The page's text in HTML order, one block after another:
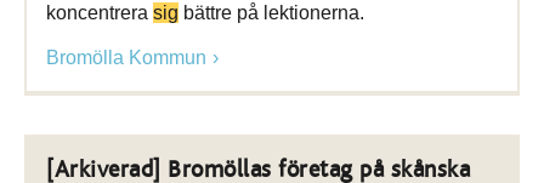
koncentrera sig bättre på lektionerna.
Bromölla Kommun
[Arkiverad] Bromöllas företag på skånska